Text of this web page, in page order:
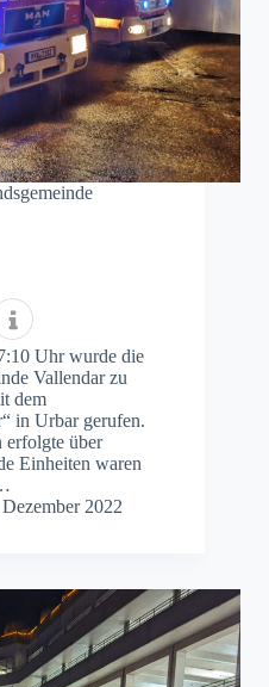
Uhr wurde die
Vallendar zu
dem
in Urbar gerufen.
erfolgte über
Einheiten waren
2022